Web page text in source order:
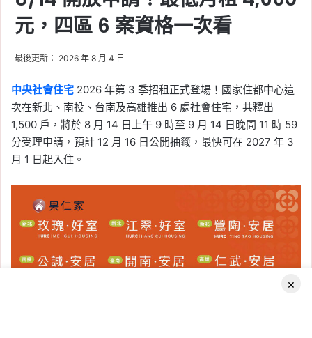
元，四區 6 案資格一次看
最後更新： 2026 年 8 月 4 日
中央社會住宅 2026 年第 3 季招租正式登場！國家住都中心這
次在新北、南投、台南及高雄推出 6 處社會住宅，共釋出
1,500 戶，將於 8 月 14 日上午 9 時至 9 月 14 日晚間 11 時 59
分受理申請，預計 12 月 16 日公開抽籤，最快可在 2027 年 3
月 1 日起入住。
×